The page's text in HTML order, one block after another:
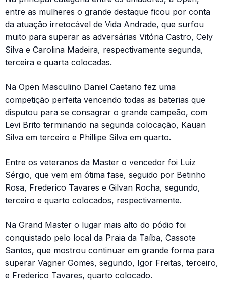
entre as mulheres o grande destaque ficou por conta
da atuação irretocável de Vida Andrade, que surfou
muito para superar as adversárias Vitória Castro, Cely
Silva e Carolina Madeira, respectivamente segunda,
terceira e quarta colocadas.
Na Open Masculino Daniel Caetano fez uma
competição perfeita vencendo todas as baterias que
disputou para se consagrar o grande campeão, com
Levi Brito terminando na segunda colocação, Kauan
Silva em terceiro e Phillipe Silva em quarto.
Entre os veteranos da Master o vencedor foi Luiz
Sérgio, que vem em ótima fase, seguido por Betinho
Rosa, Frederico Tavares e Gilvan Rocha, segundo,
terceiro e quarto colocados, respectivamente.
Na Grand Master o lugar mais alto do pódio foi
conquistado pelo local da Praia da Taíba, Cassote
Santos, que mostrou continuar em grande forma para
superar Vagner Gomes, segundo, Igor Freitas, terceiro,
e Frederico Tavares, quarto colocado.